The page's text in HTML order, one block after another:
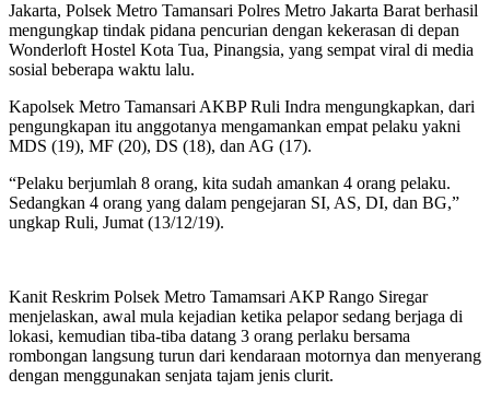
Jakarta, Polsek Metro Tamansari Polres Metro Jakarta Barat berhasil
mengungkap tindak pidana pencurian dengan kekerasan di depan
Wonderloft Hostel Kota Tua, Pinangsia, yang sempat viral di media
sosial beberapa waktu lalu.
Kapolsek Metro Tamansari AKBP Ruli Indra mengungkapkan, dari
pengungkapan itu anggotanya mengamankan empat pelaku yakni
MDS (19), MF (20), DS (18), dan AG (17).
“Pelaku berjumlah 8 orang, kita sudah amankan 4 orang pelaku.
Sedangkan 4 orang yang dalam pengejaran SI, AS, DI, dan BG,”
ungkap Ruli, Jumat (13/12/19).
Kanit Reskrim Polsek Metro Tamamsari AKP Rango Siregar
menjelaskan, awal mula kejadian ketika pelapor sedang berjaga di
lokasi, kemudian tiba-tiba datang 3 orang perlaku bersama
rombongan langsung turun dari kendaraan motornya dan menyerang
dengan menggunakan senjata tajam jenis clurit.